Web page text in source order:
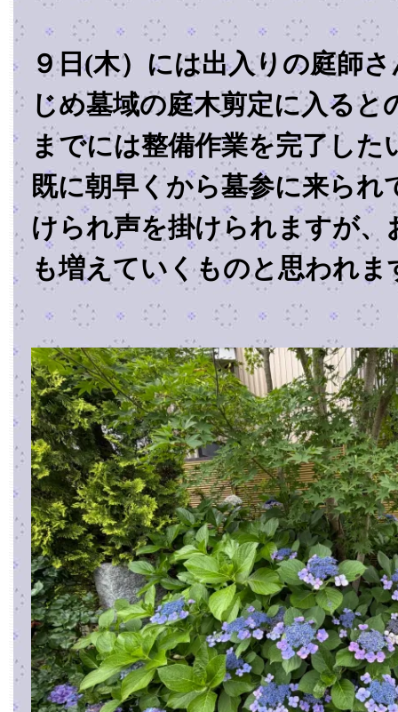
９日(木）には出入りの庭師
じめ墓域の庭木剪定に入ると
までには整備作業を完了した
既に朝早くから墓参に来られ
けられ声を掛けられますが、
も増えていくものと思われま